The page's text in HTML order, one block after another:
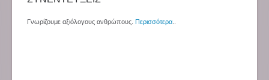
Γνωρίζουμε αξιόλογους ανθρώπους. Περισσότερα